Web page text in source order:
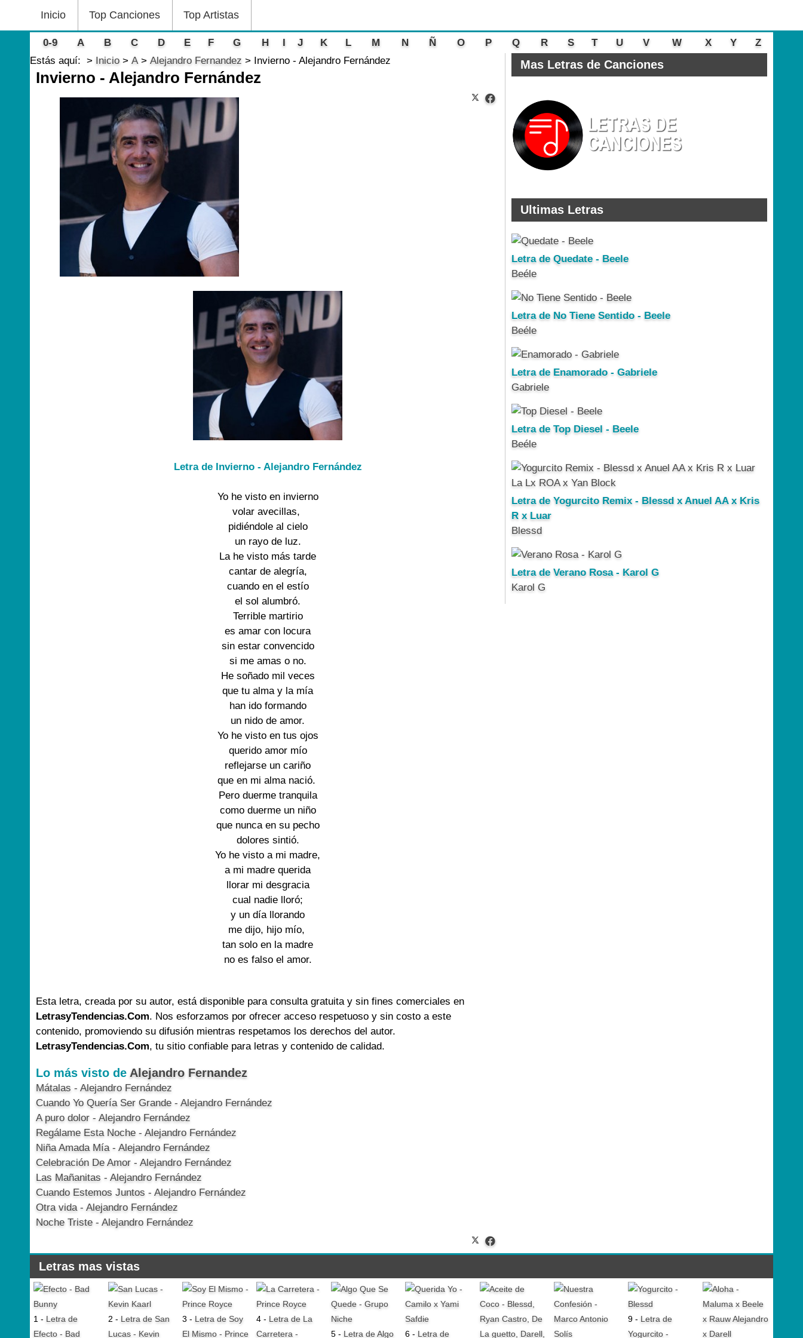
Inicio Top Canciones Top Artistas
0-9 A B C D E F G H I J K L M N Ñ O P Q R S T U V W X Y
Z
Estás aquí:
Inicio A Alejandro Fernandez Invierno - Alejandro Fernández
Invierno - Alejandro Fernández
Letra de Invierno - Alejandro Fernández
Yo he visto en invierno
volar avecillas,
pidiéndole al cielo
un rayo de luz.
La he visto más tarde
cantar de alegría,
cuando en el estío
el sol alumbró.
Terrible martirio
es amar con locura
sin estar convencido
si me amas o no.
He soñado mil veces
que tu alma y la mía
han ido formando
un nido de amor.
Yo he visto en tus ojos
querido amor mío
reflejarse un cariño
que en mi alma nació.
Pero duerme tranquila
como duerme un niño
que nunca en su pecho
dolores sintió.
Yo he visto a mi madre,
a mi madre querida
llorar mi desgracia
cual nadie lloró;
y un día llorando
me dijo, hijo mío,
tan solo en la madre
no es falso el amor.
Esta letra, creada por su autor, está disponible para consulta gratuita y sin fines comerciales en
LetrasyTendencias.Com. Nos esforzamos por ofrecer acceso respetuoso y sin costo a este
contenido, promoviendo su difusión mientras respetamos los derechos del autor.
LetrasyTendencias.Com, tu sitio confiable para letras y contenido de calidad.
Lo más visto de Alejandro Fernandez
Mátalas - Alejandro Fernández
Cuando Yo Quería Ser Grande - Alejandro Fernández
A puro dolor - Alejandro Fernández
Regálame Esta Noche - Alejandro Fernández
Niña Amada Mía - Alejandro Fernández
Celebración De Amor - Alejandro Fernández
Las Mañanitas - Alejandro Fernández
Cuando Estemos Juntos - Alejandro Fernández
Otra vida - Alejandro Fernández
Noche Triste - Alejandro Fernández
Mas Letras de Canciones
Ultimas Letras
Letra de Quedate - Beele
Beéle
Letra de No Tiene Sentido - Beele
Beéle
Letra de Enamorado - Gabriele
Gabriele
Letra de Top Diesel - Beele
Beéle
Letra de Yogurcito Remix - Blessd x Anuel AA x Kris
R x Luar
Blessd
Letra de Verano Rosa - Karol G
Karol G
Letras mas vistas
1 - Letra de
Efecto - Bad
2 - Letra de San
Lucas - Kevin
3 - Letra de Soy
El Mismo - Prince
4 - Letra de La
Carretera -
5 - Letra de Algo 6 - Letra de
9 - Letra de
Yogurcito -